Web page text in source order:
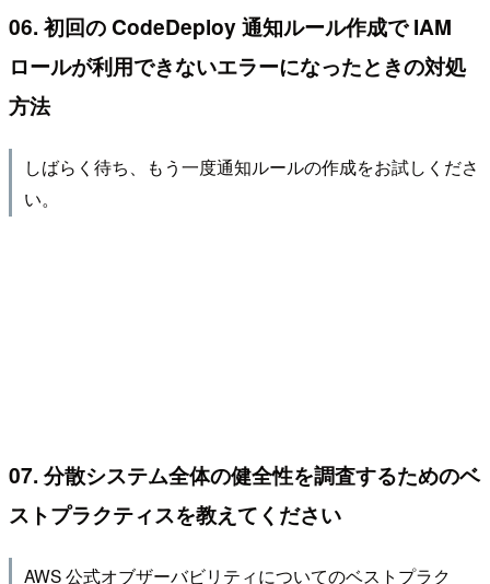
06. 初回の CodeDeploy 通知ルール作成で IAM
ロールが利用できないエラーになったときの対処
方法
しばらく待ち、もう一度通知ルールの作成をお試しくださ
い。
07. 分散システム全体の健全性を調査するためのベ
ストプラクティスを教えてください
AWS 公式オブザーバビリティについてのベストプラク